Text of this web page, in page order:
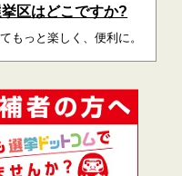
区はどこですか?
もっと楽しく、便利に。